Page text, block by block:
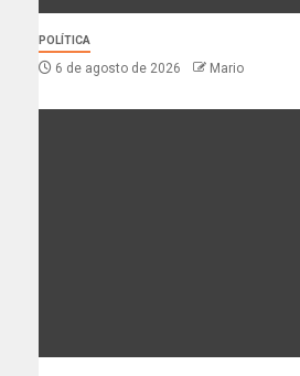
POLÍTICA
6 de agosto de 2026 Mario